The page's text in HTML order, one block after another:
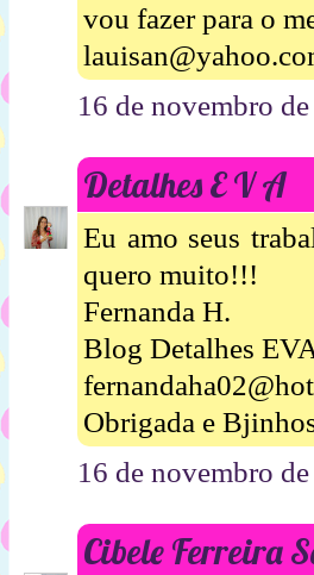
vou fazer para o
16 de novembro
Detalhes E V A
Eu amo seus
quero muito!!!
Fernanda H.
Blog Detalhes
Obrigada e
16 de novembro
Cibele Ferreira